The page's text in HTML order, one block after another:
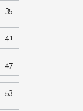
35
41
47
53